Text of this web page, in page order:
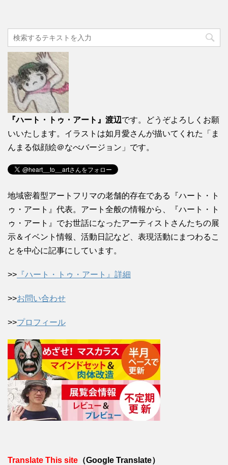
『ハート・トゥ・アート』渡辺です。どうぞよろしくお願
いいたします。イラストは如月愛さんが描いてくれた「ま
んまる似顔絵＠なべバージョン」です。
地域密着型アートフリマの老舗的存在である『ハート・ト
ゥ・アート』代表。アート全般の情報から、『ハート・ト
ゥ・アート』でお世話になったアーティストさんたちの展
示＆イベント情報、活動日記など、表現活動にまつわるこ
とを中心に記事にしています。
>> 『ハート・トゥ・アート』詳細
>>お問い合わせ
>>プロフィール
Translate This site （Google Translate）